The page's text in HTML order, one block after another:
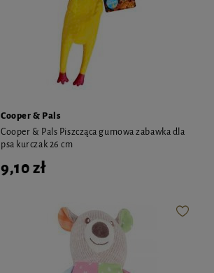
Cooper & Pals
Cooper & Pals Piszcząca gumowa zabawka dla
psa kurczak 26 cm
9,10 zł